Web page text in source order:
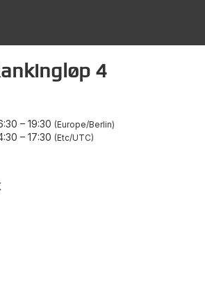
4
– 19:30 Europe/Berlin
– 17:30 Etc/UTC